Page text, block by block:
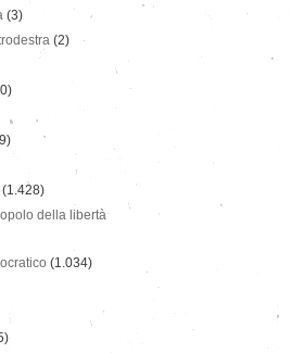
(3)
(2)
(1.428)
della libertà
(1.034)